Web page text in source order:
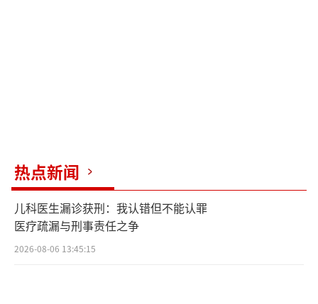
热点新闻
儿科医生漏诊获刑：我认错但不能认罪
医疗疏漏与刑事责任之争
2026-08-06 13:45:15